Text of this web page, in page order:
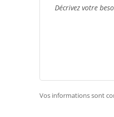
Vos informations sont